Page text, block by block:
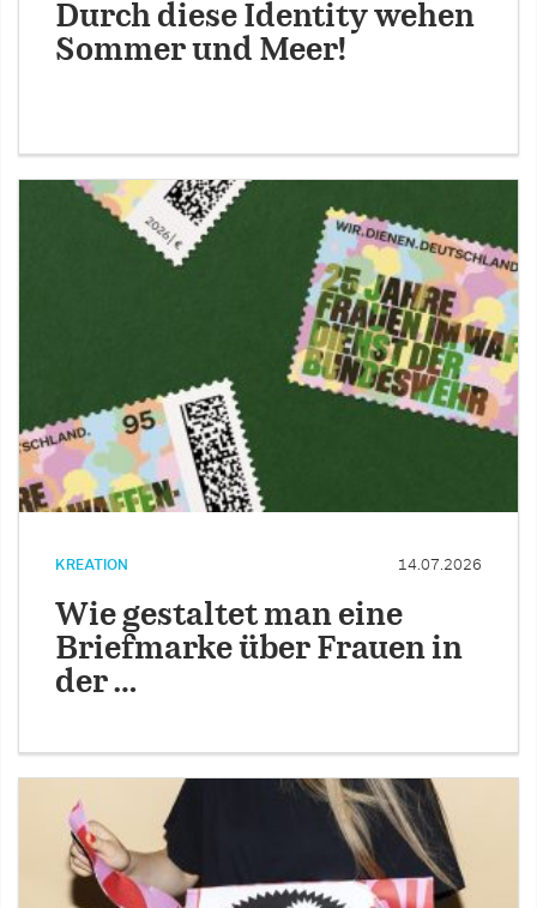
Durch diese Identity wehen
Sommer und Meer!
KREATION 14.07.2026
Wie gestaltet man eine
Briefmarke über Frauen in
der …